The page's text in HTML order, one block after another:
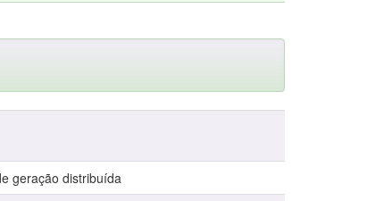
geração distribuída